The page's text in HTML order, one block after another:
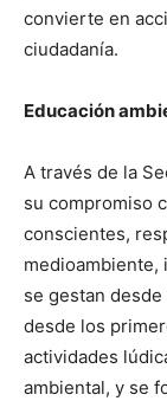
convierte en
ciudadanía.
Educación
A través de la
su compromiso
conscientes,
medioambiente,
se gestan
desde los
actividades
ambiental, y se